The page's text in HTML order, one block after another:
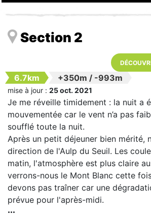
Section 2
6.7km +350m / -993m
mise à jour : 25 oct. 2021
Je me réveille timidement : la nuit a
mouvementée car le vent n’a pas
soufflé toute la nuit.
Après un petit déjeuner bien mérité,
direction de l'Aulp du Seuil. Les
matin, l'atmosphère est plus claire
verrons-nous le Mont Blanc cette
devons pas traîner car une
prévue pour l'après-midi.